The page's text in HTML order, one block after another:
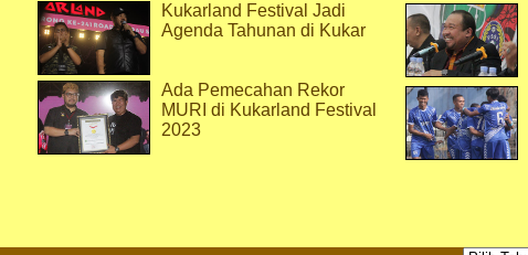
Kukarland Festival Jadi
Agenda Tahunan di Kukar
Ada Pemecahan Rekor
MURI di Kukarland Festival
2023